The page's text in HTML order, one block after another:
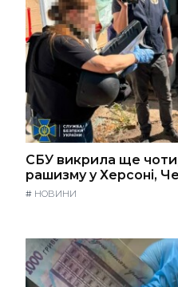
СБУ викрила ще
рашизму у Херсоні,
# НОВИНИ